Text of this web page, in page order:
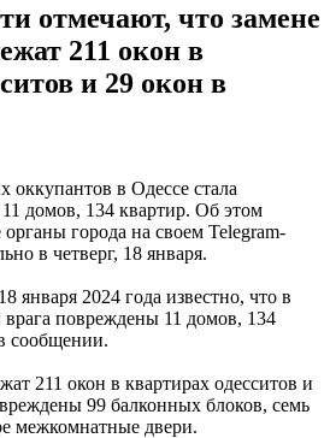
отмечают, что замене
211 окон в
и 29 окон в
оккупантов в Одессе стала
домов, 134 квартир. Об этом
города на своем Telegram-
в четверг, 18 января.
января 2024 года известно, что в
врага повреждены 11 домов, 134
сообщении.
211 окон в квартирах одесситов и
99 балконных блоков, семь
межкомнатные двери.